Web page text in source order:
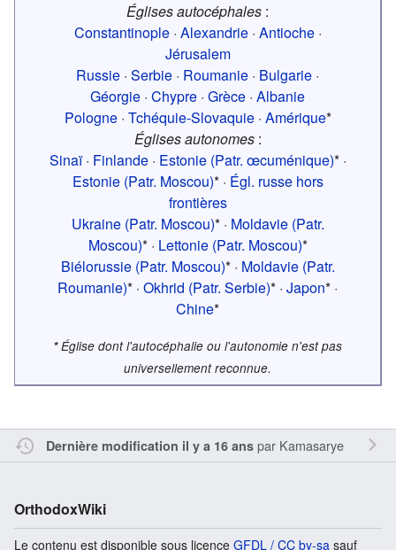
Églises autocéphales :
Constantinople· Alexandrie· Antioche·
Jérusalem
Russie · Serbie · Roumanie · Bulgarie ·
Géorgie · Chypre · Grèce · Albanie
Pologne· Tchéquie-Slovaquie· Amérique*
Églises autonomes:
Sinaï· Finlande· Estonie (Patr. œcuménique)* ·
Estonie (Patr. Moscou)* · Égl. russe hors
frontières
Ukraine (Patr. Moscou)* · Moldavie (Patr.
Moscou)* · Lettonie (Patr. Moscou)*
Biélorussie (Patr. Moscou)* · Moldavie (Patr.
Roumanie)* · Okhrid (Patr. Serbie)* · Japon* ·
Chine*
*Église dont l'autocéphalie ou l'autonomie n'est pas
universellement reconnue.
Dernière modification il y a 16 anspar Kamasarye
OrthodoxWiki
Le contenu est disponible sous licence GFDL / CC by-sa sauf